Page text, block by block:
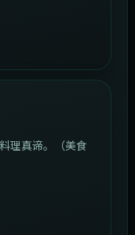
理真谛。（美食